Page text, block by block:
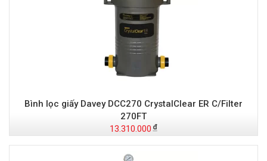
Bình lọc giấy Davey DCC270 CrystalClear ER C/Filter
270FT
13.310.000